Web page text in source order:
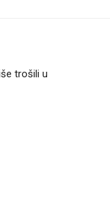
trošili u